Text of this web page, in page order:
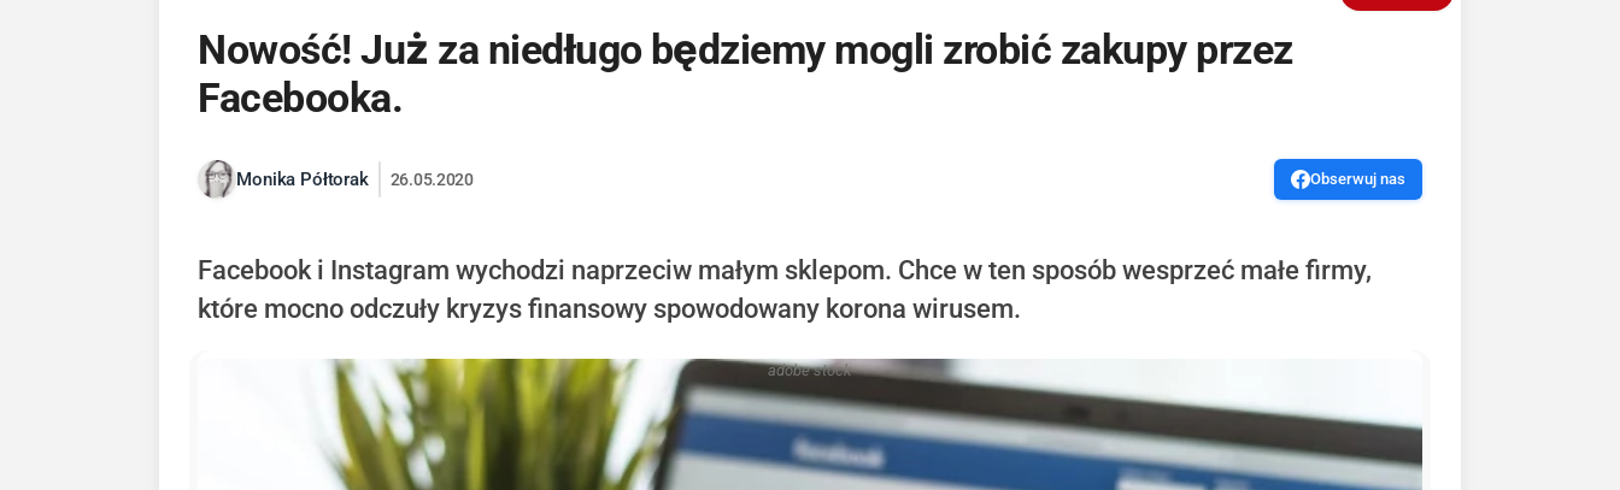
Nowość! Już za niedługo będziemy mogli zrobić zakupy przez
Facebooka.
Monika Półtorak 26.05.2020 Obserwuj nas
Facebook i Instagram wychodzi naprzeciw małym sklepom. Chce w ten sposób wesprzeć małe firmy,
które mocno odczuły kryzys finansowy spowodowany korona wirusem.
adobe stock